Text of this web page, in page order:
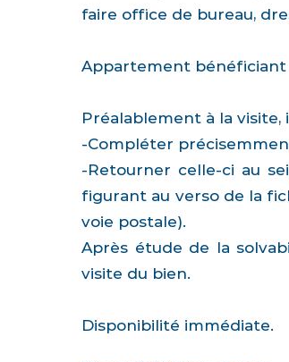
faire office de bureau,
Appartement bénéficiant
Préalablement à la
-Compléter
-Retourner celle-ci au
figurant au verso de la
voie postale).
Après étude de la
visite du bien.
Disponibilité immédiate.